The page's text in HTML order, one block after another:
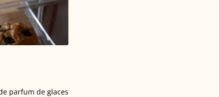
parfum de glaces